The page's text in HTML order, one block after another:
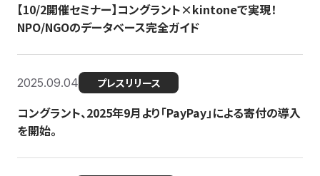
【10/2開催セミナー】コングラント×kintoneで実現！
NPO/NGOのデータベース完全ガイド
2025.09.04 プレスリリース
コングラント、2025年9月より「PayPay」による寄付の導入
を開始。